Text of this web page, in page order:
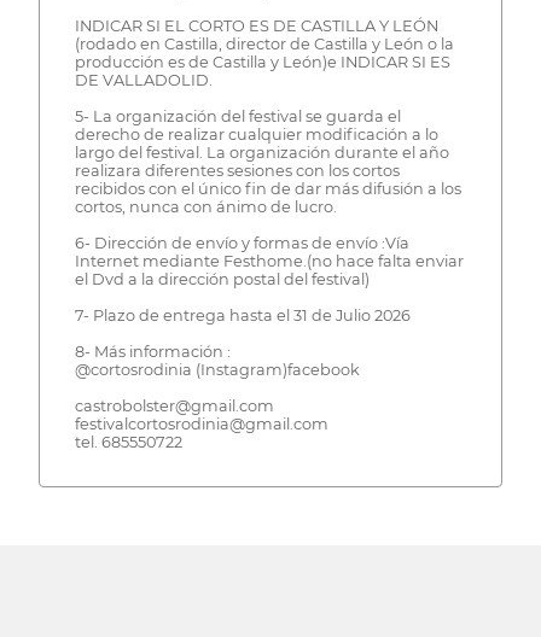
INDICAR SI EL CORTO ES DE CASTILLA Y LEÓN
(rodado en Castilla, director de Castilla y León o la
producción es de Castilla y León)e INDICAR SI ES
DE VALLADOLID.
5- La organización del festival se guarda el
derecho de realizar cualquier modificación a lo
largo del festival. La organización durante el año
realizara diferentes sesiones con los cortos
recibidos con el único fin de dar más difusión a los
cortos, nunca con ánimo de lucro.
6- Dirección de envío y formas de envío :Vía
Internet mediante Festhome.(no hace falta enviar
el Dvd a la dirección postal del festival)
7- Plazo de entrega hasta el 31 de Julio 2026
8- Más información :
@cortosrodinia (Instagram)facebook
castrobolster@gmail.com
festivalcortosrodinia@gmail.com
tel. 685550722